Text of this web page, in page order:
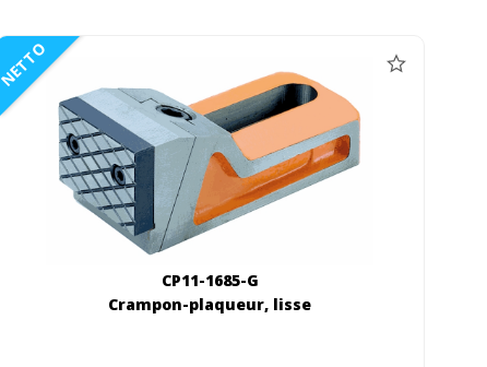
NETTO
CP11-1685-G
Crampon-plaqueur, lisse